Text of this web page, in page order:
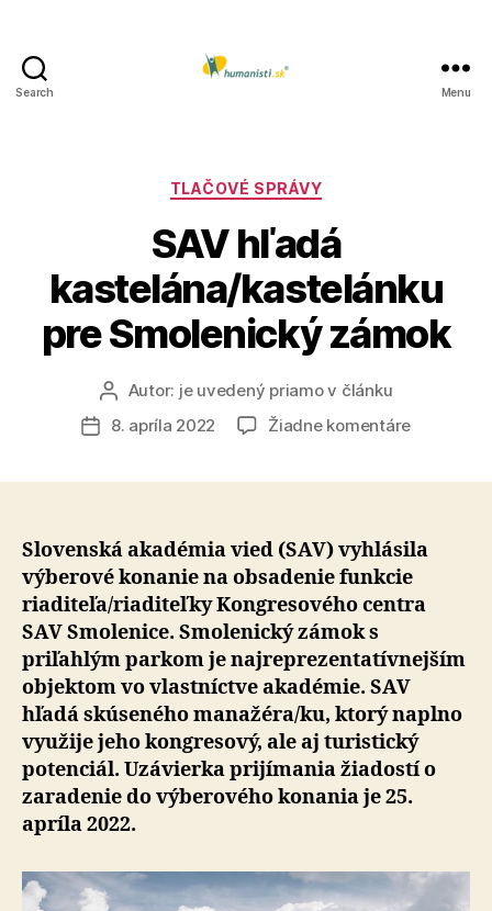
Search Menu
Kategórie
TLAČOVÉ SPRÁVY
SAV hľadá
kastelána/kastelánku
pre Smolenický zámok
Autor
článku
Autor: je uvedený priamo v článku
Dátum
8. apríla 2022 Žiadne komentárena
zámok
Slovenská akadémia vied (SAV) vyhlásila
výberové konanie na obsadenie funkcie
riaditeľa/riaditeľky Kongresového centra
SAV Smolenice. Smolenický zámok s
priľahlým parkom je najreprezentatívnejším
objektom vo vlastníctve akadémie. SAV
hľadá skúseného manažéra/ku, ktorý naplno
využije jeho kongresový, ale aj turistický
potenciál. Uzávierka prijímania žiadostí o
zaradenie do výberového konania je 25.
apríla 2022.